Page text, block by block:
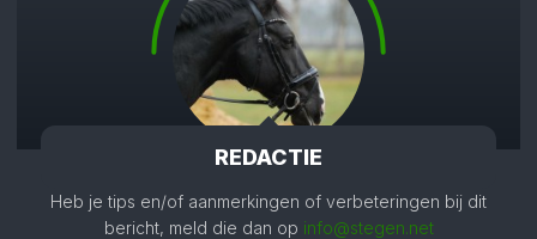
REDACTIE
Heb je tips en/of aanmerkingen of verbeteringen bij dit
bericht, meld die dan op info@stegen.net